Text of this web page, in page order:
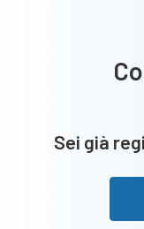
Sei già